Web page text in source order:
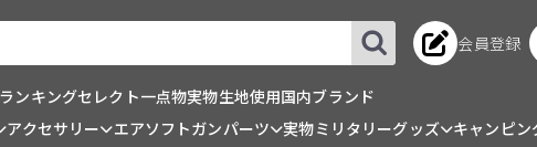
会員登録
ランキングセレクト一点物実物生地使用国内ブランド
アクセサリー エアソフトガンパーツ 実物ミリタリーグッズ キャンピン